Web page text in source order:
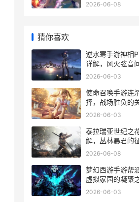
2026-06-08
猜你喜欢
逆水寒手游神相
详解，风火弦音
输出艺术
2026-06-03
使命召唤手游连
择，战场胜负的
副标题，资深玩
2026-06-03
泰拉瑞亚世纪之
解，丛林暴君的
2026-06-08
梦幻西游手游帮
虚拟家园的凝聚
标题，从散沙到
2026-06-03